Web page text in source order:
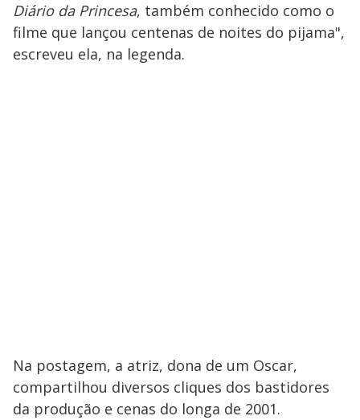
Diário da Princesa, também conhecido como o
filme que lançou centenas de noites do pijama",
escreveu ela, na legenda.
Na postagem, a atriz, dona de um Oscar,
compartilhou diversos cliques dos bastidores
da produção e cenas do longa de 2001.